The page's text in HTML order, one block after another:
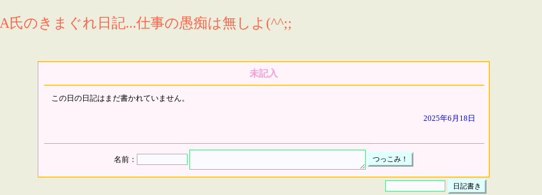
A氏のきまぐれ日記...仕事の愚痴は無しよ(^^;;
未記入
この日の日記はまだ書かれていません。
2025年6月18日
名前：